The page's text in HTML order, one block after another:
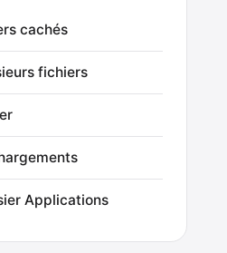
cachés
fichiers
Applications